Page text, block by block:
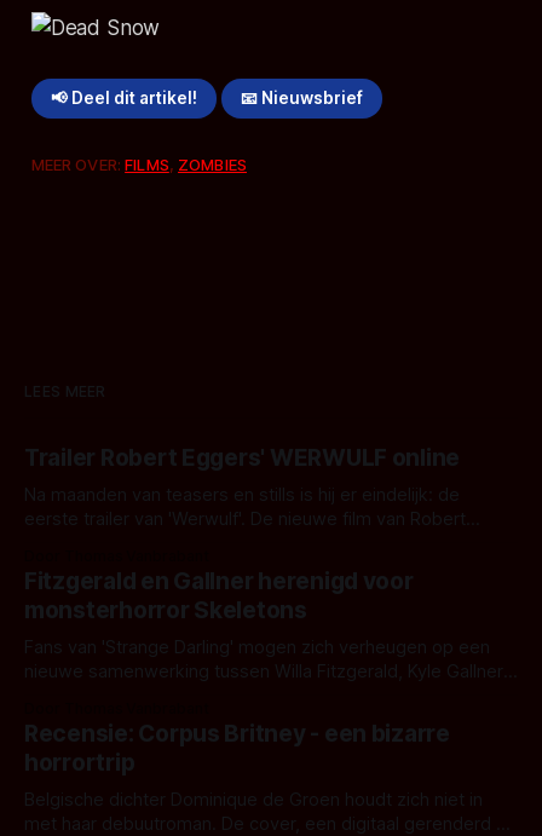
📢 Deel dit artikel! 📧 Nieuwsbrief
MEER OVER:FILMS, ZOMBIES
LEES MEER
Trailer Robert Eggers' WERWULF online
Na maanden van teasers en stills is hij er eindelijk: de
eerste trailer van 'Werwulf'. De nieuwe film van Robert
kille stijl vol folklore en mythe. Het topic deze keer is (kon
het het al raden?)... de weerwolf. Kijk je mee?
Fitzgerald en Gallner herenigd voor
monsterhorror Skeletons
Fans van 'Strange Darling' mogen zich verheugen op een
nieuwe samenwerking tussen Willa Fitzgerald, Kyle Gallner
'Skeletons', een nieuwe creature feature waarvoor de
opnames zijn gestart in Australië.
Recensie: Corpus Britney - een bizarre
horrortrip
Belgische dichter Dominique de Groen houdt zich niet in
met haar debuutroman. De cover, een digitaal gerenderd en